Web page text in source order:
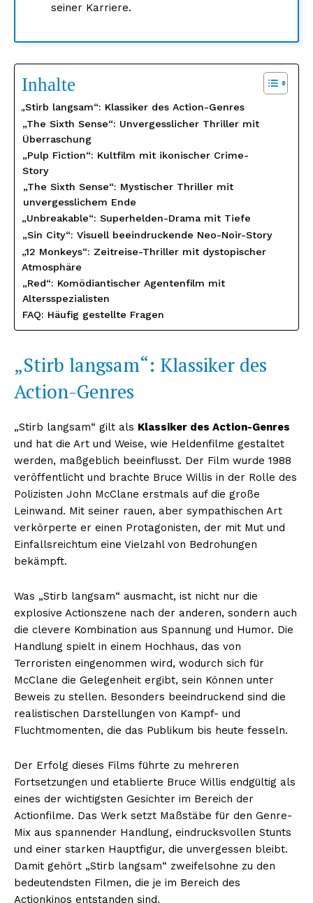
seiner Karriere.
Inhalte
„Stirb langsam“: Klassiker des Action-Genres
„The Sixth Sense“: Unvergesslicher Thriller mit
Überraschung
„Pulp Fiction“: Kultfilm mit ikonischer Crime-
Story
„The Sixth Sense“: Mystischer Thriller mit
unvergesslichem Ende
„Unbreakable“: Superhelden-Drama mit Tiefe
„Sin City“: Visuell beeindruckende Neo-Noir-Story
„12 Monkeys“: Zeitreise-Thriller mit dystopischer
Atmosphäre
„Red“: Komödiantischer Agentenfilm mit
Altersspezialisten
FAQ: Häufig gestellte Fragen
„Stirb langsam“: Klassiker des
Action-Genres
„Stirb langsam“ gilt als Klassiker des Action-Genres
und hat die Art und Weise, wie Heldenfilme gestaltet
werden, maßgeblich beeinflusst. Der Film wurde 1988
veröffentlicht und brachte Bruce Willis in der Rolle des
Polizisten John McClane erstmals auf die große
Leinwand. Mit seiner rauen, aber sympathischen Art
verkörperte er einen Protagonisten, der mit Mut und
Einfallsreichtum eine Vielzahl von Bedrohungen
bekämpft.
Was „Stirb langsam“ ausmacht, ist nicht nur die
explosive Actionszene nach der anderen, sondern auch
die clevere Kombination aus Spannung und Humor. Die
Handlung spielt in einem Hochhaus, das von
Terroristen eingenommen wird, wodurch sich für
McClane die Gelegenheit ergibt, sein Können unter
Beweis zu stellen. Besonders beeindruckend sind die
realistischen Darstellungen von Kampf- und
Fluchtmomenten, die das Publikum bis heute fesseln.
Der Erfolg dieses Films führte zu mehreren
Fortsetzungen und etablierte Bruce Willis endgültig als
eines der wichtigsten Gesichter im Bereich der
Actionfilme. Das Werk setzt Maßstäbe für den Genre-
Mix aus spannender Handlung, eindrucksvollen Stunts
und einer starken Hauptfigur, die unvergessen bleibt.
Damit gehört „Stirb langsam“ zweifelsohne zu den
bedeutendsten Filmen, die je im Bereich des
Actionkinos entstanden sind.